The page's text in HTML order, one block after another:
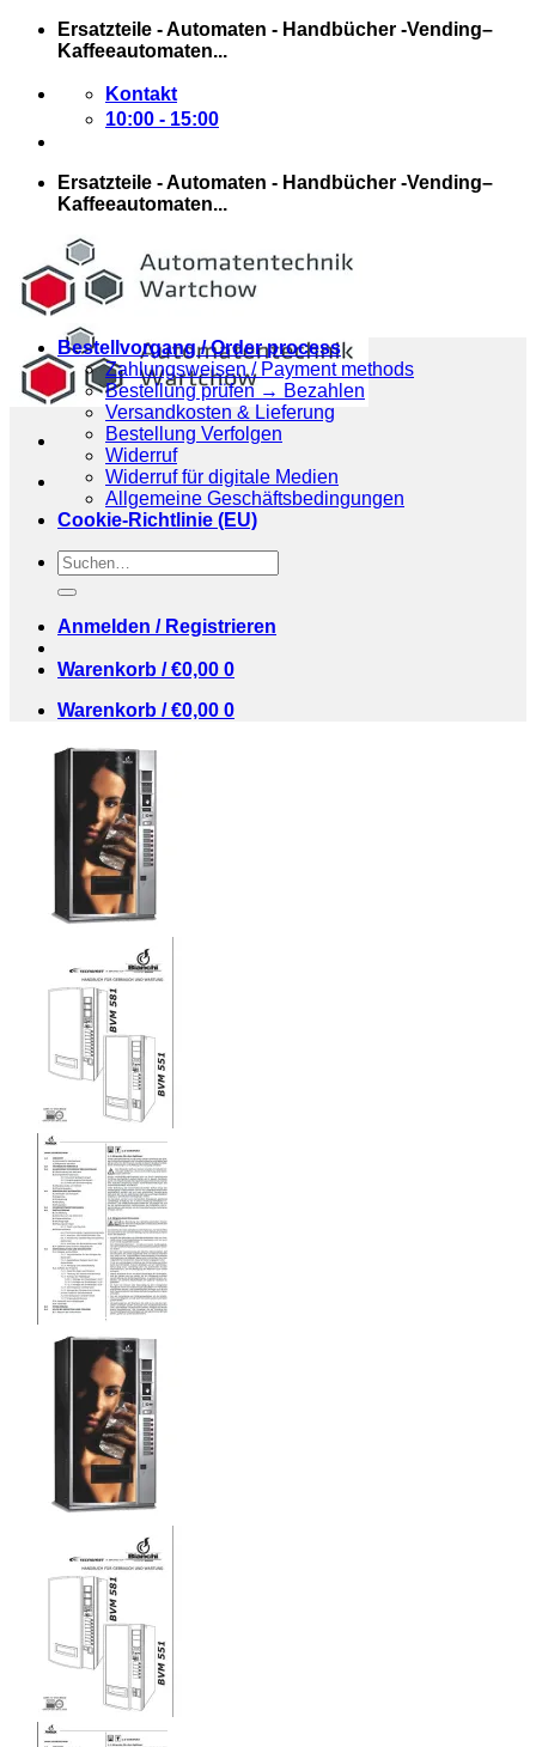
Zum
Ersatzteile - Automaten - Handbücher -Vending–
Kaffeeautomaten...
Kontakt
10:00 - 15:00
Ersatzteile - Automaten - Handbücher -Vending–
Kaffeeautomaten...
Bestellvorgang / Order process
Zahlungsweisen / Payment methods
Bestellung prüfen → Bezahlen
Versandkosten & Lieferung
Bestellung Verfolgen
Widerruf
Widerruf für digitale Medien
Allgemeine Geschäftsbedingungen
Cookie-Richtlinie (EU)
Suchen
nach:
Anmelden / Registrieren
Warenkorb /€0,00 0
Warenkorb /€0,00 0